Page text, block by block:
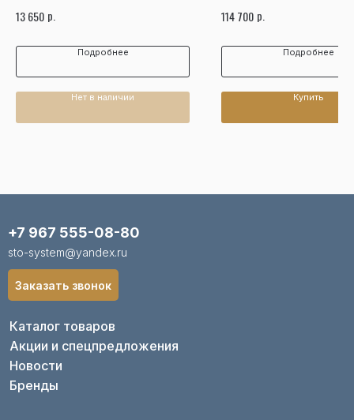
13 650 р.
Подробнее
Нет в наличии
кейсе JTC
114 700 р.
Подробнее
Купить
Каталог товаров
Акции и спецпредложения
Новости
Бренды
+7 967 555-08-80
sto-system@yandex.ru
Заказать звонок